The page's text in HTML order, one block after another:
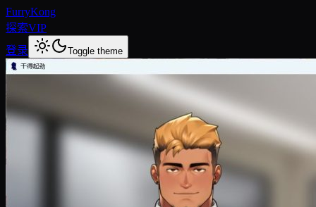
FurryKong
探索VIP
登录
Toggle theme